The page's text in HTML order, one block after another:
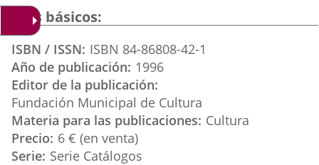
externa.
Datos básicos
ISBN / ISSN ISBN 84-86808-42-1
Año de publicación 1996
Editor de la publicación
Fundación Municipal de Cultura
Materia para las publicaciones Cultura
Precio 6 € (en venta)
Serie Serie Catálogos